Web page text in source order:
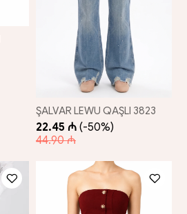
ŞALVAR LEWU QAŞLI 3823
22.45 ₼ (-50%)
44.90 ₼